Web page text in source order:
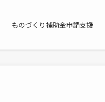
ものづくり補助金申請支援